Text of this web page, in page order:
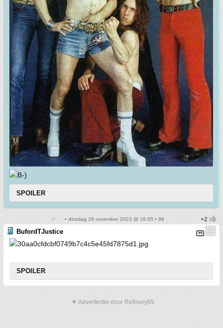
SPOILER
• dinsdag 28 november 2023 @ 18:05 • 96
BufordTJustice
SPOILER
▼ Advertentie door Refinery89